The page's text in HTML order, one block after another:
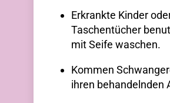
Erkrankte Kinder
Taschentücher
mit Seife waschen.
Kommen
ihren behandelnden